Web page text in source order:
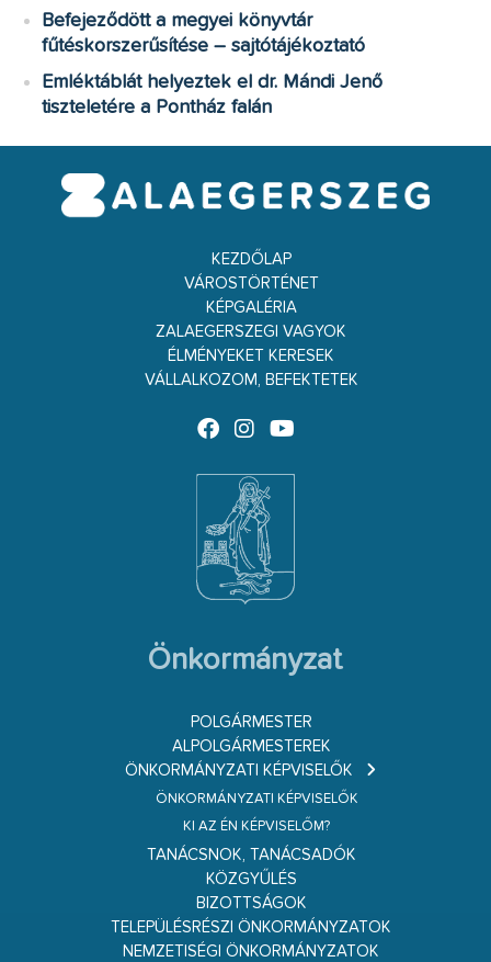
Befejeződött a megyei könyvtár
fűtéskorszerűsítése – sajtótájékoztató
Emléktáblát helyeztek el dr. Mándi Jenő
tiszteletére a Pontház falán
KEZDŐLAP
VÁROSTÖRTÉNET
KÉPGALÉRIA
ZALAEGERSZEGI VAGYOK
ÉLMÉNYEKET KERESEK
VÁLLALKOZOM, BEFEKTETEK
Önkormányzat
POLGÁRMESTER
ALPOLGÁRMESTEREK
ÖNKORMÁNYZATI KÉPVISELŐK
ÖNKORMÁNYZATI KÉPVISELŐK
KI AZ ÉN KÉPVISELŐM?
TANÁCSNOK, TANÁCSADÓK
KÖZGYŰLÉS
BIZOTTSÁGOK
TELEPÜLÉSRÉSZI ÖNKORMÁNYZATOK
NEMZETISÉGI ÖNKORMÁNYZATOK